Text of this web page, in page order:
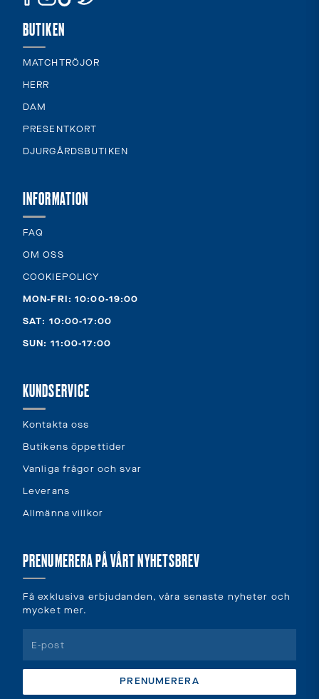
BUTIKEN
MATCHTRÖJOR
HERR
DAM
PRESENTKORT
DJURGÅRDSBUTIKEN
INFORMATION
FAQ
OM OSS
COOKIEPOLICY
MON-FRI: 10:00-19:00
SAT: 10:00-17:00
SUN: 11:00-17:00
KUNDSERVICE
Kontakta oss
Butikens öppettider
Vanliga frågor och svar
Leverans
Allmänna villkor
PRENUMERERA PÅ VÅRT NYHETSBREV
Få exklusiva erbjudanden, våra senaste nyheter och
mycket mer.
PRENUMERERA